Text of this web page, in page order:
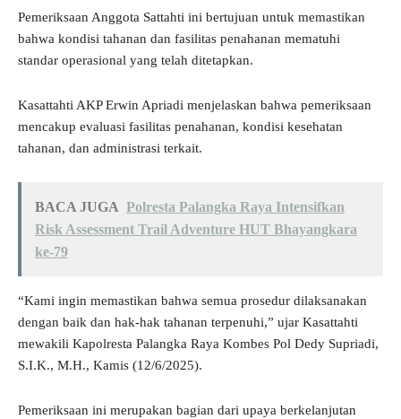
Pemeriksaan Anggota Sattahti ini bertujuan untuk memastikan
bahwa kondisi tahanan dan fasilitas penahanan mematuhi
standar operasional yang telah ditetapkan.
Kasattahti AKP Erwin Apriadi menjelaskan bahwa pemeriksaan
mencakup evaluasi fasilitas penahanan, kondisi kesehatan
tahanan, dan administrasi terkait.
BACA JUGA Polresta Palangka Raya Intensifkan
Risk Assessment Trail Adventure HUT Bhayangkara
ke-79
“Kami ingin memastikan bahwa semua prosedur dilaksanakan
dengan baik dan hak-hak tahanan terpenuhi,” ujar Kasattahti
mewakili Kapolresta Palangka Raya Kombes Pol Dedy Supriadi,
S.I.K., M.H., Kamis (12/6/2025).
Pemeriksaan ini merupakan bagian dari upaya berkelanjutan